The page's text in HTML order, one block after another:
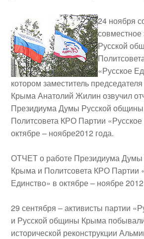
24 ноября
Русской
«Русское
котором заместитель
Крыма Анатолий Жилин озвучил
Президиума Думы Русской
Политсовета КРО Партии
октябре – ноябре2012 года.
ОТЧЕТ о работе Президиума
Крыма и Политсовета КРО Партии
Единство» в октябре – ноябре
29 сентября – активисты партии
и Русской общины Крыма
исторической реконструкции